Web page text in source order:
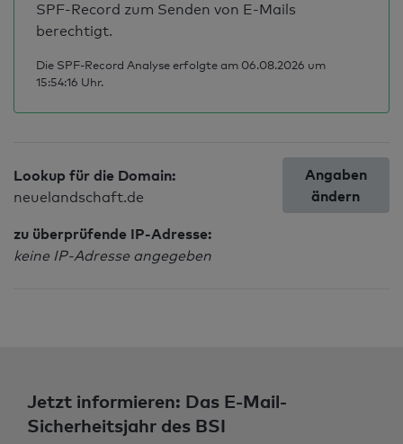
SPF-Record zum Senden von E-Mails
berechtigt.
Die SPF-Record Analyse erfolgte am 06.08.2026 um
15:54:16 Uhr.
Lookup für die Domain:
neuelandschaft.de
zu überprüfende IP-Adresse:
keine IP-Adresse angegeben
Angaben
ändern
Jetzt informieren: Das E-Mail-
Sicherheitsjahr des BSI